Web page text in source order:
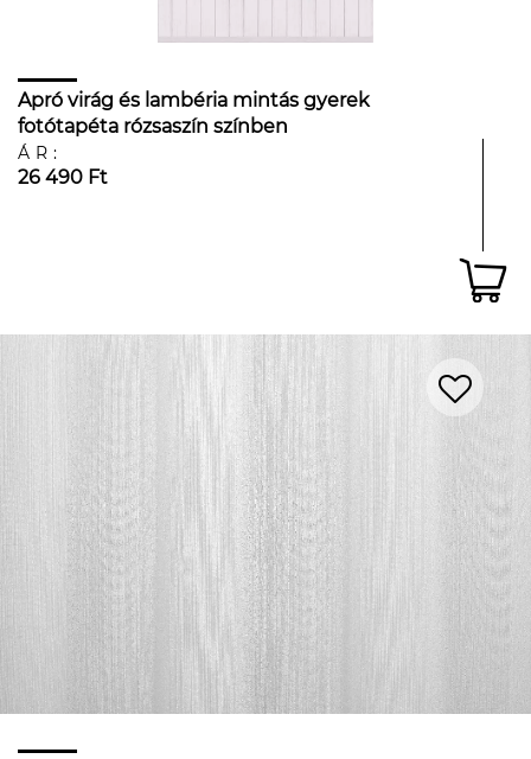
Apró virág és lambéria mintás gyerek
fotótapéta rózsaszín színben
ÁR:
26 490 Ft